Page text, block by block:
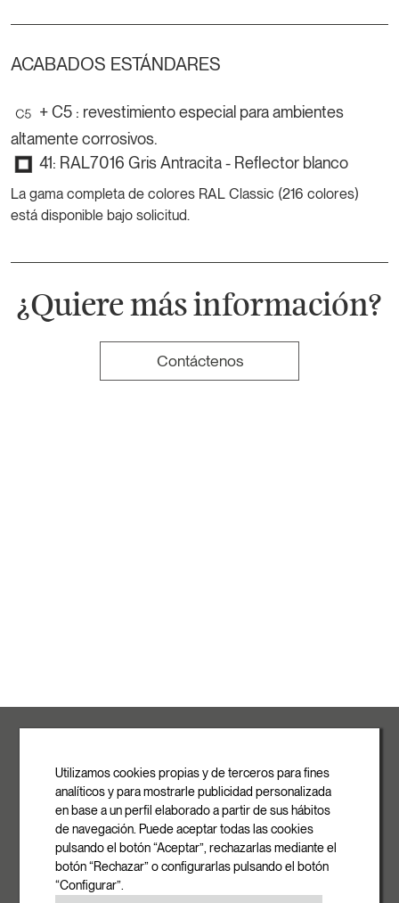
ACABADOS ESTÁNDARES
+ C5 : revestimiento especial para ambientes
altamente corrosivos.
41: RAL7016 Gris Antracita - Reflector blanco
La gama completa de colores RAL Classic (216 colores)
está disponible bajo solicitud.
¿Quiere más información?
Contáctenos
Ronda de la Font Grossa, 15 Pol. Ind. La Gavarra
08540 Centelles | Barcelona
E-mail
info@rovasi.com
Teléfono
+34 93 881 37 13
Utilizamos cookies propias y de terceros para fines
analíticos y para mostrarle publicidad personalizada
en base a un perfil elaborado a partir de sus hábitos
de navegación. Puede aceptar todas las cookies
pulsando el botón “Aceptar”, rechazarlas mediante el
botón “Rechazar” o configurarlas pulsando el botón
“Configurar”.